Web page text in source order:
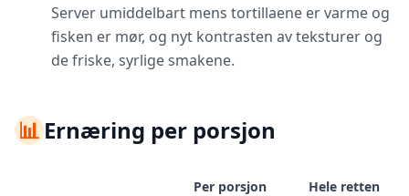
Server umiddelbart mens tortillaene er varme og
fisken er mør, og nyt kontrasten av teksturer og
de friske, syrlige smakene.
📊Ernæring per porsjon
Per porsjon Hele retten